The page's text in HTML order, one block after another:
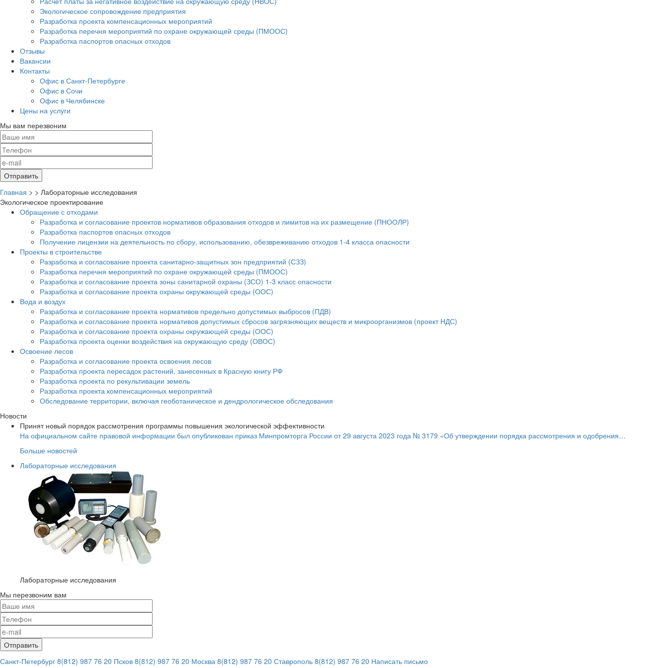
Экологическое сопровождение предприятия
Разработка проекта компенсационных мероприятий
Разработка перечня мероприятий по охране окружающей среды (ПМООС)
Разработка паспортов опасных отходов
Отзывы
Вакансии
Контакты
Офис в Санкт-Петербурге
Офис в Сочи
Офис в Челябинске
Цены на услуги
Мы вам перезвоним
Главная > > Лабораторные исследования
Экологическое проектирование
Обращение с отходами
Разработка и согласование проектов нормативов образования отходов и лимитов на их размещение (ПНООЛР)
Разработка паспортов опасных отходов
Получение лицензии на деятельность по сбору, использованию, обезвреживанию отходов 1-4 класса опасности
Проекты в строительстве
Разработка и согласование проекта санитарно-защитных зон предприятий (СЗЗ)
Разработка перечня мероприятий по охране окружающей среды (ПМООС)
Разработка и согласование проекта зоны санитарной охраны (ЗСО) 1-3 класс опасности
Разработка и согласование проекта охраны окружающей среды (ООС)
Вода и воздух
Разработка и согласование проекта нормативов предельно допустимых выбросов (ПДВ)
Разработка и согласование проекта нормативов допустимых сбросов загрязняющих веществ и микроорганизмов (проект НДС)
Разработка и согласование проекта охраны окружающей среды (ООС)
Разработка проекта оценки воздействия на окружающую среду (ОВОС)
Освоение лесов
Разработка и согласование проекта освоения лесов
Разработка проекта пересадок растений, занесенных в Красную книгу РФ
Разработка проекта по рекультивации земель
Разработка проекта компенсационных мероприятий
Обследование территории, включая геоботаническое и дендрологическое обследования
Новости
Принят новый порядок рассмотрения программы повышения экологической эффективности
На официальном сайте правовой информации был опубликован приказ Минпромторга России от 29 августа 2023 года № 3179 «Об утверждении порядка рассмотрения и одобрения…
Больше новостей
Лабораторные исследования
Лабораторные исследования
Мы перезвоним вам
Санкт-Петербург 8(812) 987 76 20 Псков 8(812) 987 76 20 Москва 8(812) 987 76 20 Ставрополь 8(812) 987 76 20 Написать письмо